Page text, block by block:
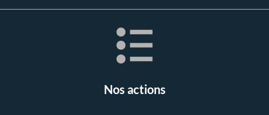
Nos actions